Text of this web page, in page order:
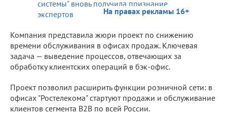
На правах рекламы 16+
Компания представила жюри проект по снижению
времени обслуживания в офисах продаж. Ключевая
задача — выведение процессов, отвечающих за
обработку клиентских операций в бэк-офис.
Проект позволил расширить функции розничной сети: в
офисах "Ростелекома" стартуют продажи и обслуживание
клиентов сегмента B2B по всей России.